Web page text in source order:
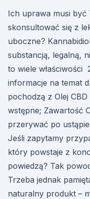
Ich uprawa musi być
skonsultować się z
uboczne?
substancją, legalną,
to wiele właściwości
informacje na temat
pochodzą z Olej
wstępne; Zawartość
przerywać po
Jeśli zapytamy
który powstaje z
powiedzą? Tak
Trzeba jednak
naturalny produkt –